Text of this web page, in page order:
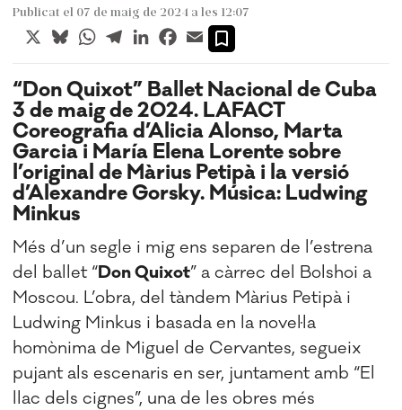
Publicat el 07 de maig de 2024 a les 12:07
X BlueskyWhatsApp
TelegramLinkedInFacebook
Email
“Don Quixot” Ballet Nacional de Cuba
3 de maig de 2024. LAFACT
Coreografia d’Alicia Alonso, Marta
Garcia i María Elena Lorente sobre
l’original de Màrius Petipà i la versió
d’Alexandre Gorsky. Música: Ludwing
Minkus
Més d’un segle i mig ens separen de l’estrena
del ballet “Don Quixot” a càrrec del Bolshoi a
Moscou. L’obra, del tàndem Màrius Petipà i
Ludwing Minkus i basada en la novel·la
homònima de Miguel de Cervantes, segueix
pujant als escenaris en ser, juntament amb “El
llac dels cignes”, una de les obres més